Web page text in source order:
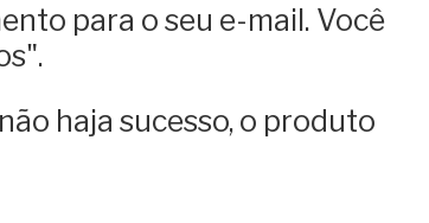
para o seu e-mail. Você
haja sucesso, o produto